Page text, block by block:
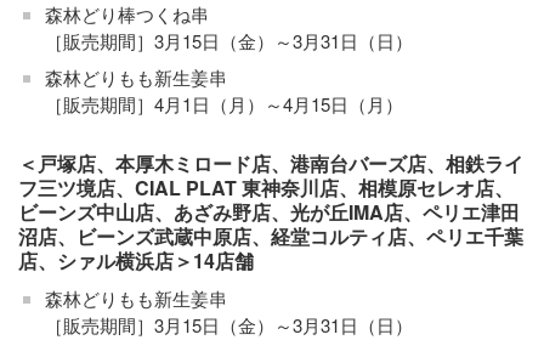
森林どり棒つくね串
［販売期間］3月15日（金）～3月31日（日）
森林どりもも新生姜串
［販売期間］4月1日（月）～4月15日（月）
＜戸塚店、本厚木ミロード店、港南台バーズ店、相鉄ライ
フ三ツ境店、CIAL PLAT 東神奈川店、相模原セレオ店、
ビーンズ中山店、あざみ野店、光が丘IMA店、ペリエ津田
沼店、ビーンズ武蔵中原店、経堂コルティ店、ペリエ千葉
店、シァル横浜店＞14店舗
森林どりもも新生姜串
［販売期間］3月15日（金）～3月31日（日）